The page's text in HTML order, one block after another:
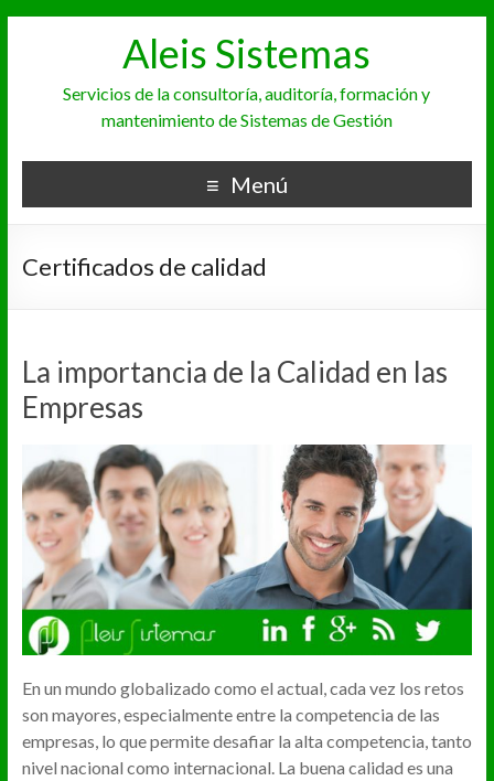
Aleis Sistemas
Servicios de la consultoría, auditoría, formación y
mantenimiento de Sistemas de Gestión
Menú
Certificados de calidad
La importancia de la Calidad en las
Empresas
En un mundo globalizado como el actual, cada vez los retos
son mayores, especialmente entre la competencia de las
empresas, lo que permite desafiar la alta competencia, tanto
nivel nacional como internacional. La buena calidad es una